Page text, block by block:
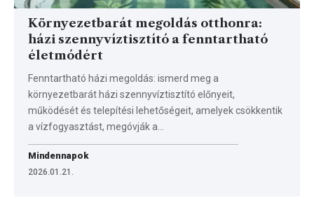
Környezetbarát megoldás otthonra:
házi szennyvíztisztító a fenntartható
életmódért
Fenntartható házi megoldás: ismerd meg a
környezetbarát házi szennyvíztisztító előnyeit,
működését és telepítési lehetőségeit, amelyek csökkentik
a vízfogyasztást, megóvják a…
Mindennapok
2026.01.21.